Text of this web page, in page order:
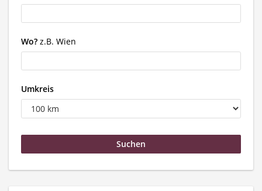
Wo? z.B. Wien
Umkreis